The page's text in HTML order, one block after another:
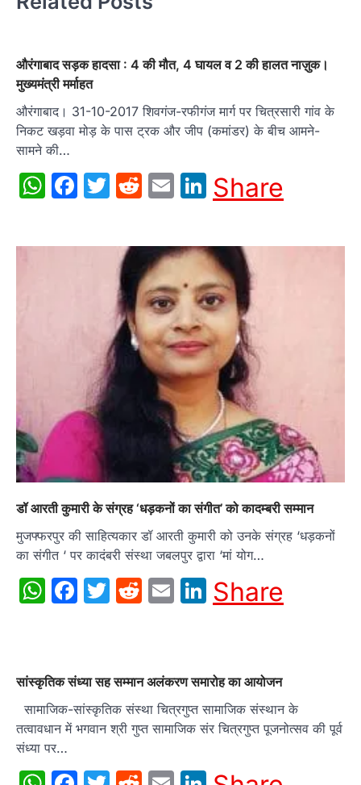
औरंगाबाद सड़क हादसा : 4 की मौत, 4 घायल व 2 की हालत नाज़ुक।
मुख्यमंत्री मर्माहत
औरंगाबाद। 31-10-2017 शिवगंज-रफीगंज मार्ग पर चित्रसारी गांव के
निकट खड़वा मोड़ के पास ट्रक और जीप (कमांडर) के बीच आमने-
सामने की…
WhatsApp
Facebook
Twitter
Reddit
EmailLinkedIn
Share
डॉ आरती कुमारी के संग्रह ‘धड़कनों का संगीत’ को कादम्बरी सम्मान
मुजफ्फरपुर की साहित्यकार डॉ आरती कुमारी को उनके संग्रह ‘धड़कनों
का संगीत ‘ पर कादंबरी संस्था जबलपुर द्वारा ‘मां योग…
WhatsApp
Facebook
Twitter
Reddit
EmailLinkedIn
Share
सांस्कृतिक संध्या सह सम्मान अलंकरण समारोह का आयोजन
सामाजिक-सांस्कृतिक संस्था चित्रगुप्त सामाजिक संस्थान के
तत्वावधान में भगवान श्री गुप्त सामाजिक संर चित्रगुप्त पूजनोत्सव की पूर्व
संध्या पर…